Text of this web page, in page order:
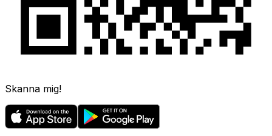
Skanna mig!